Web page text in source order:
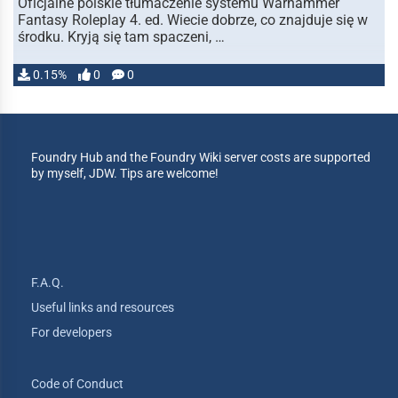
Fantasy Roleplay 4. ed. Wiecie dobrze, co znajduje się w
środku. Kryją się tam spaczeni, …
0.15% 0 0
Foundry Hub and the Foundry Wiki server costs are supported
by myself, JDW. Tips are welcome!
F.A.Q.
Useful links and resources
For developers
Code of Conduct